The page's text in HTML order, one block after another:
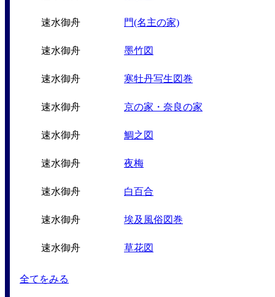
速水御舟 門(名主の家)
速水御舟 墨竹図
速水御舟 寒牡丹写生図巻
速水御舟 京の家・奈良の家
速水御舟 鯛之図
速水御舟 夜梅
速水御舟 白百合
速水御舟 埃及風俗図巻
速水御舟 草花図
全てをみる